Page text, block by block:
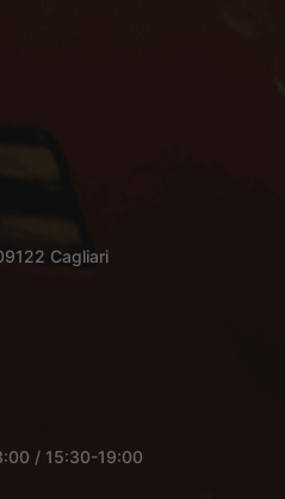
Cagliari
/ 15:30-19:00